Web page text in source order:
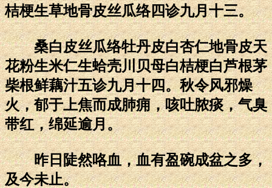
桔梗生草地骨皮丝瓜络四诊九月十三。
桑白皮丝瓜络牡丹皮白杏仁地骨皮天
花粉生米仁生蛤壳川贝母白桔梗白芦根茅
柴根鲜藕汁五诊九月十四。秋令风邪燥
火，郁于上焦而成肺痈，咳吐脓痰，气臭
带红，绵延逾月。
昨日陡然咯血，血有盈碗成盆之多，
及今未止。